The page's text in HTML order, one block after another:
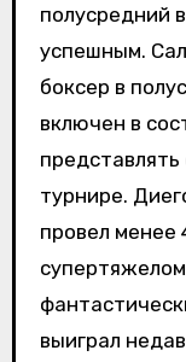
полусредний
успешным.
боксер в
включен в
турнире.
провел менее
выиграл